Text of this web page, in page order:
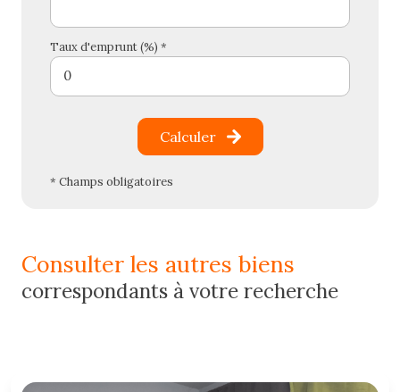
Taux d'emprunt (%) *
Calculer
* Champs obligatoires
consulter les autres biens
correspondants à votre recherche